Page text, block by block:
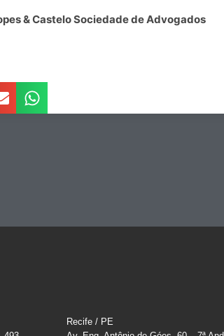
& Castelo Sociedade de Advogados
Recife / PE